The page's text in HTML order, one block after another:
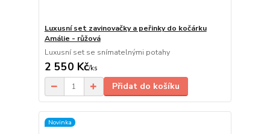
Luxusní set zavinovačky a peřinky do kočárku
Amálie - růžová
Luxusní set se snímatelnými potahy
2 550 Kč/ks
Přidat do košíku
Novinka